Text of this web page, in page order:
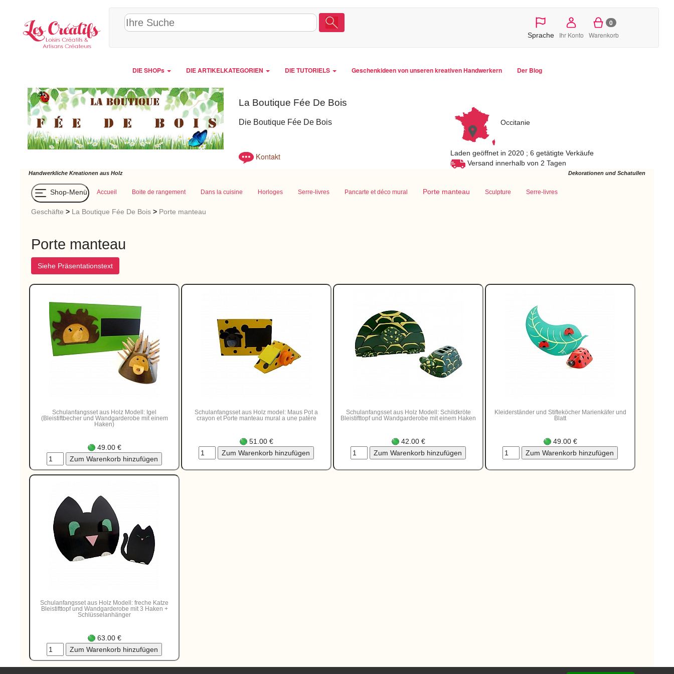
Sprache Ihr Konto
0
Warenkorb
DIE SHOPs DIE ARTIKELKATEGORIEN DIE TUTORIELS Geschenkideen von unseren kreativen Handwerkern Der Blog
La Boutique Fée De Bois
Die Boutique Fée De Bois
Kontakt
Occitanie
Laden geöffnet in 2020 ; 6 getätigte Verkäufe
Versand innerhalb von 2 Tagen
Handwerkliche Kreationen aus Holz Dekorationen und Schatullen
Shop-Menü Accueil Boite de rangement Dans la cuisine Horloges Serre-livres Pancarte et déco mural Porte manteau Sculpture Serre-livres
Geschäfte > La Boutique Fée De Bois > Porte manteau
Porte manteau
Siehe Präsentationstext
Schulanfangsset aus Holz Modell: Igel
(Bleistiftbecher und Wandgarderobe mit einem
Haken)
49.00 €
Schulanfangsset aus Holz model: Maus Pot a
crayon et Porte manteau mural a une patère
51.00 €
Schulanfangsset aus Holz Modell: Schildkröte
Bleistifttopf und Wandgarderobe mit einem Haken
42.00 €
Kleiderständer und Stifteköcher Marienkäfer und
Blatt
49.00 €
Schulanfangsset aus Holz Modell: freche Katze
Bleistifttopf und Wandgarderobe mit 3 Haken +
Schlüsselanhänger
63.00 €